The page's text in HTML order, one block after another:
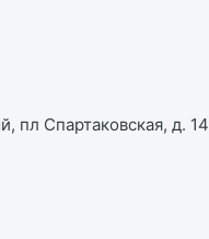
пл Спартаковская, д.